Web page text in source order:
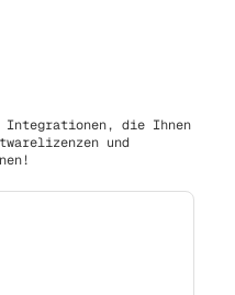
Integrationen, die Ihnen
und